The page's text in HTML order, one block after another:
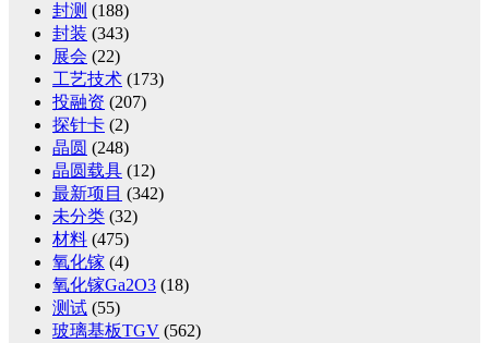
封测 (188)
封装 (343)
展会 (22)
工艺技术 (173)
投融资 (207)
探针卡 (2)
晶圆 (248)
晶圆载具 (12)
最新项目 (342)
未分类 (32)
材料 (475)
氧化镓 (4)
氧化镓Ga2O3 (18)
测试 (55)
玻璃基板TGV (562)